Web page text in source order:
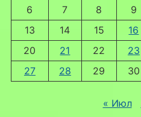
6 7 8 9
13
14 15 16
20
21 22 23
27
28 29 30
« Июл